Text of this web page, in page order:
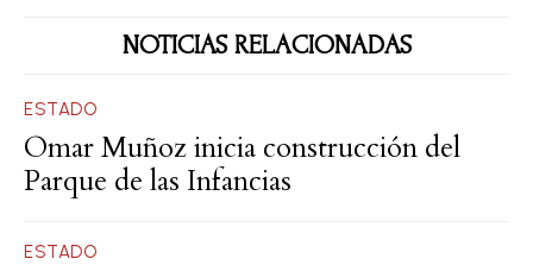
NOTICIAS RELACIONADAS
ESTADO
Omar Muñoz inicia construcción del
Parque de las Infancias
ESTADO